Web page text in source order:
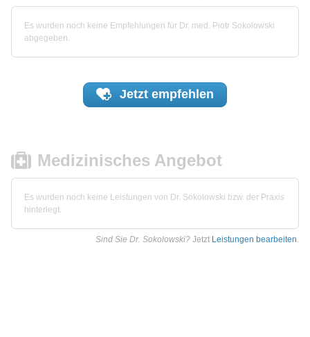
Es wurden noch keine Empfehlungen für Dr. med. Piotr Sokolowski
abgegeben.
Jetzt empfehlen
Medizinisches Angebot
Es wurden noch keine Leistungen von Dr. Sokolowski bzw. der Praxis
hinterlegt.
Sind Sie Dr. Sokolowski? Jetzt Leistungen bearbeiten.